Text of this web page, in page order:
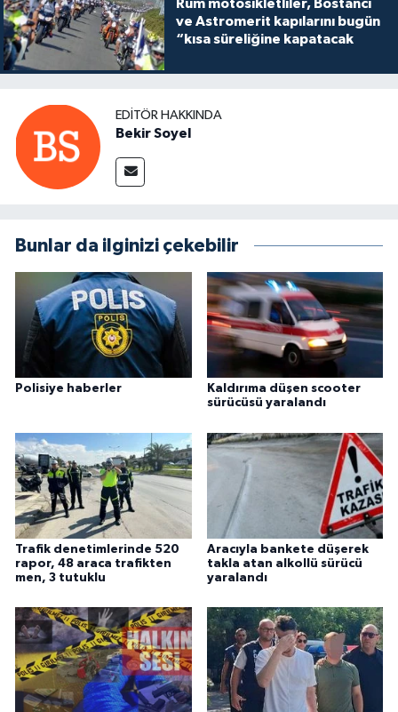
Rum motosikletliler, Bostancı
ve Astromerit kapılarını bugün
“kısa süreliğine kapatacak
EDITÖR HAKKINDA
Bekir Soyel
Bunlar da ilginizi çekebilir
Polisiye haberler
Kaldırıma düşen scooter
sürücüsü yaralandı
Trafik denetimlerinde 520
rapor, 48 araca trafikten
men, 3 tutuklu
Aracıyla bankete düşerek
takla atan alkollü sürücü
yaralandı